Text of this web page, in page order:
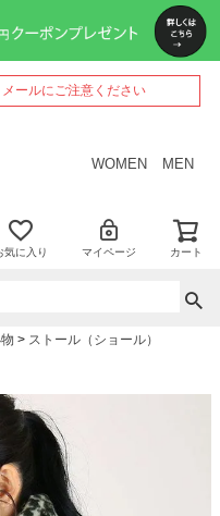
ールにご注意ください
WOMEN MEN
気に入り マイページ カート
ストール（ショール）
ペー
ジト
ップ
へ